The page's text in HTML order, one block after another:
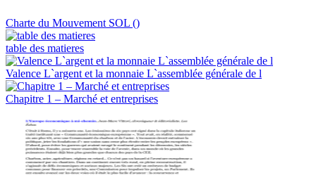
Charte du Mouvement SOL ()
table des matieres
Valence L`argent et la monnaie L`assemblée générale de l
Chapitre 1 – Marché et entreprises